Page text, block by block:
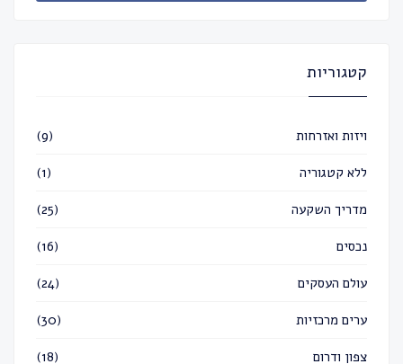
קטגוריות
ויזות ואזרחות (9)
ללא קטגוריה (1)
מדריך השקעה (25)
נכסים (16)
עולם העסקים (24)
ערים מרכזיות (30)
צפון ודרום (18)